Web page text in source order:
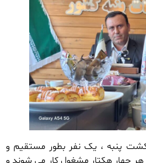
کشت پنبه ، یک نفر بطور مستقیم و